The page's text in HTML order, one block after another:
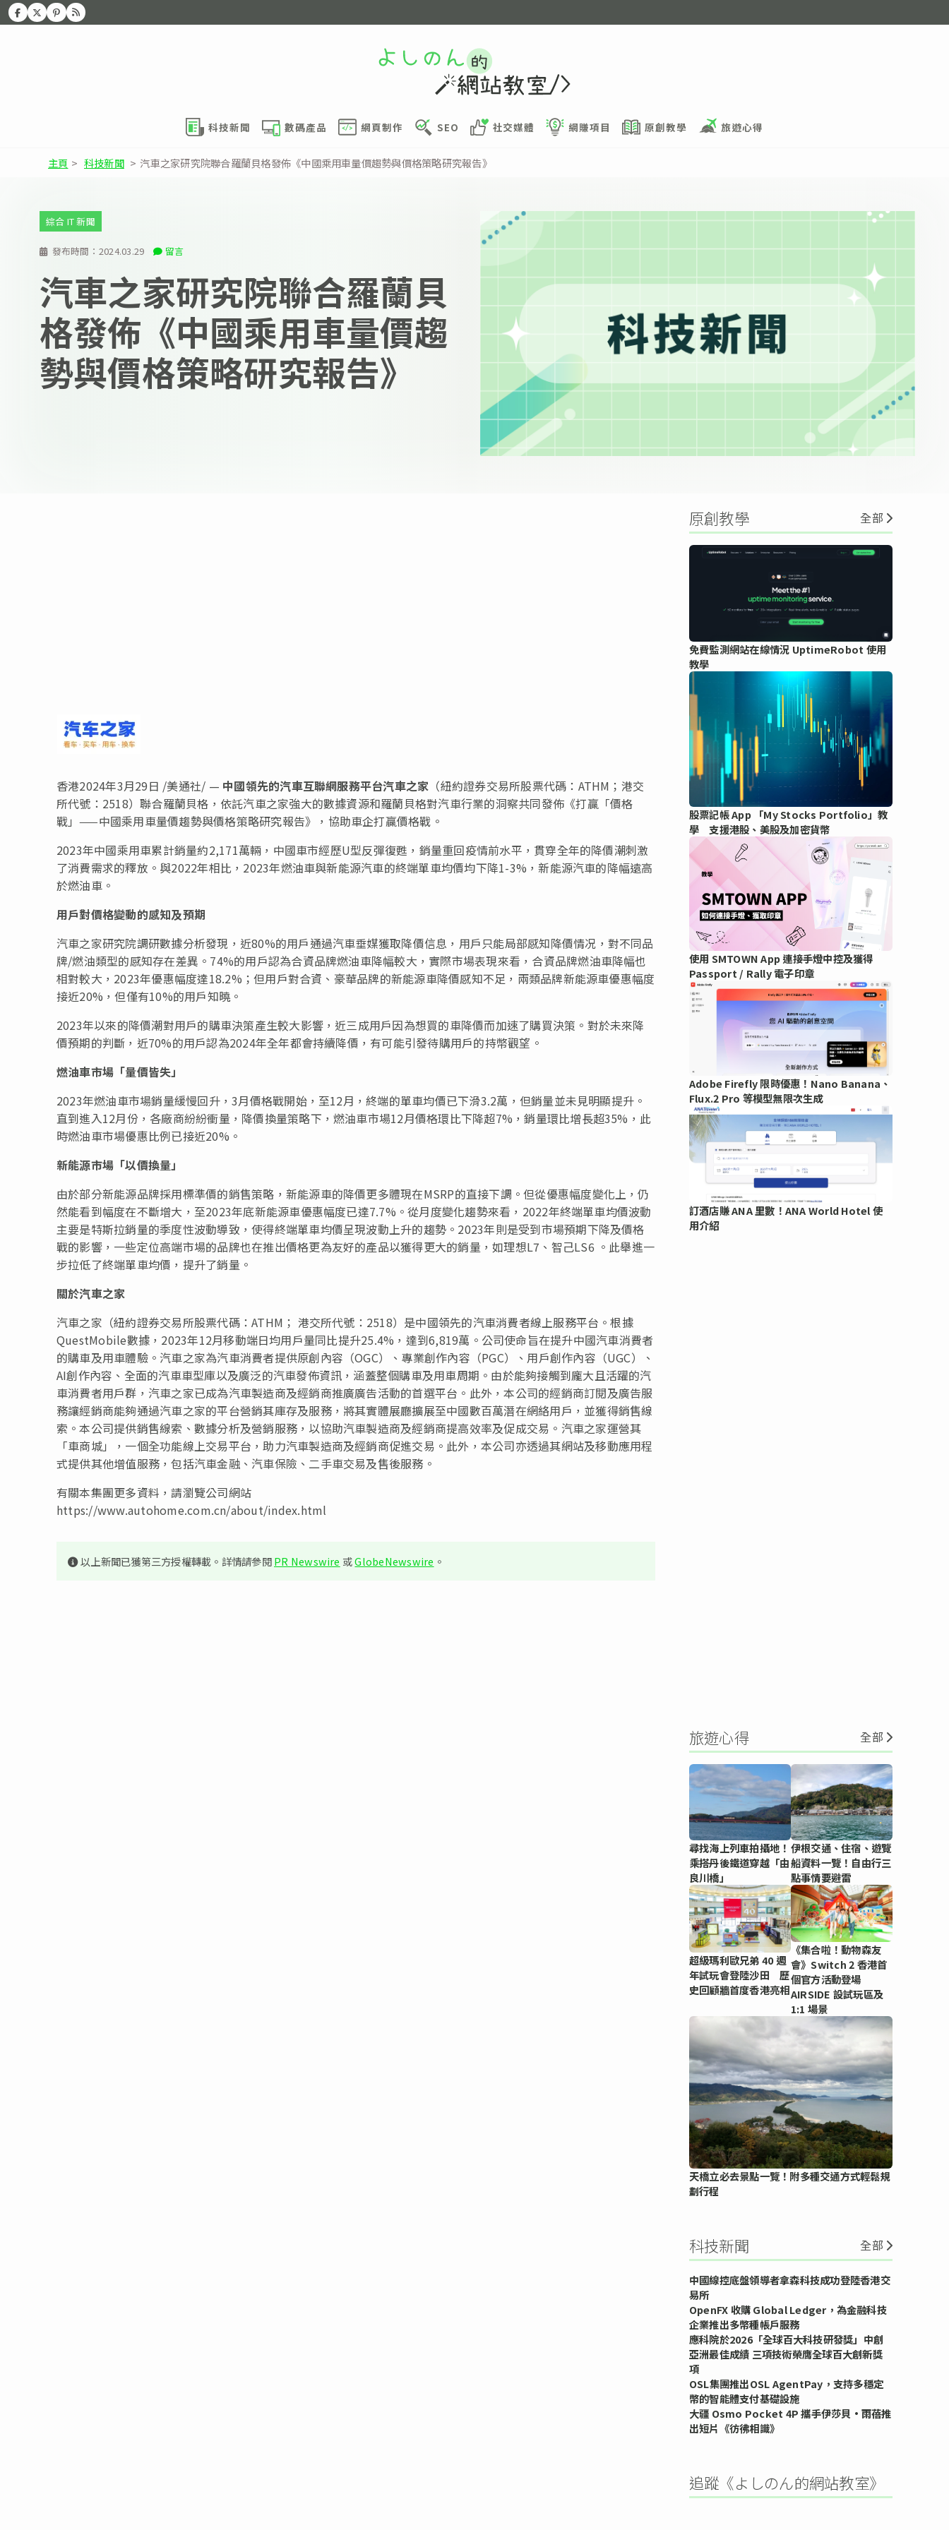
科技新聞 數碼產品 網頁制作 SEO 社交媒體 網賺項目 原創教學 旅遊心得
主頁 > 科技新聞 > 汽車之家研究院聯合羅蘭貝格發佈《中國乘用車量價趨勢與價格策略研究報告》
發布時間： 2024.03.29 留言
綜合 IT 新聞
汽車之家研究院聯合羅蘭貝
格發佈《中國乘用車量價趨
勢與價格策略研究報告》
香港2024年3月29日 /美通社/ — 中國領先的汽車互聯網服務平台汽車之家 （紐約證券交易所股票代碼：ATHM；港交
所代號：2518）聯合羅蘭貝格，依託汽車之家強大的數據資源和羅蘭貝格對汽車行業的洞察共同發佈《打贏「價格
戰」——中國乘用車量價趨勢與價格策略研究報告》，協助車企打贏價格戰。
2023年中國乘用車累計銷量約2,171萬輛，中國車市經歷U型反彈復甦，銷量重回疫情前水平，貫穿全年的降價潮刺激
了消費需求的釋放。與2022年相比，2023年燃油車與新能源汽車的終端單車均價均下降1-3%，新能源汽車的降幅遠高
於燃油車。
用戶對價格變動的感知及預期
汽車之家研究院調研數據分析發現，近80%的用戶通過汽車垂媒獲取降價信息，用戶只能局部感知降價情况，對不同品
牌/燃油類型的感知存在差異。74%的用戶認為合資品牌燃油車降幅較大，實際市場表現來看，合資品牌燃油車降幅也
相對較大，2023年優惠幅度達18.2%；但用戶對合資、豪華品牌的新能源車降價感知不足，兩類品牌新能源車優惠幅度
接近20%，但僅有10%的用戶知曉。
2023年以來的降價潮對用戶的購車決策產生較大影響，近三成用戶因為想買的車降價而加速了購買決策。對於未來降
價預期的判斷，近70%的用戶認為2024年全年都會持續降價，有可能引發待購用戶的持幣觀望。
燃油車市場「量價皆失」
2023年燃油車市場銷量緩慢回升，3月價格戰開始，至12月，終端的單車均價已下滑3.2萬，但銷量並未見明顯提升。
直到進入12月份，各廠商紛紛衝量，降價換量策略下，燃油車市場12月價格環比下降超7%，銷量環比增長超35%，此
時燃油車市場優惠比例已接近20%。
新能源市場「以價換量」
由於部分新能源品牌採用標準價的銷售策略，新能源車的降價更多體現在MSRP的直接下調。但從優惠幅度變化上，仍
然能看到幅度在不斷增大，至2023年底新能源車優惠幅度已達7.7%。從月度變化趨勢來看，2022年終端單車均價波動
主要是特斯拉銷量的季度性波動導致，使得終端單車均價呈現波動上升的趨勢。2023年則是受到市場預期下降及價格
戰的影響，一些定位高端市場的品牌也在推出價格更為友好的產品以獲得更大的銷量，如理想L7、智己LS6 。此舉進一
步拉低了終端單車均價，提升了銷量。
關於汽車之家
汽車之家（紐約證券交易所股票代碼：ATHM； 港交所代號：2518）是中國領先的汽車消費者線上服務平台。根據
QuestMobile數據，2023年12月移動端日均用戶量同比提升25.4%，達到6,819萬。公司使命旨在提升中國汽車消費者
的購車及用車體驗。汽車之家為汽車消費者提供原創內容（OGC）、專業創作內容（PGC）、用戶創作內容（UGC）、
AI創作內容、全面的汽車車型庫以及廣泛的汽車發佈資訊，涵蓋整個購車及用車周期。由於能夠接觸到龐大且活躍的汽
車消費者用戶群，汽車之家已成為汽車製造商及經銷商推廣廣告活動的首選平台。此外，本公司的經銷商訂閱及廣告服
務讓經銷商能夠通過汽車之家的平台營銷其庫存及服務，將其實體展廳擴展至中國數百萬潛在網絡用戶，並獲得銷售線
索。本公司提供銷售線索、數據分析及營銷服務，以協助汽車製造商及經銷商提高效率及促成交易。汽車之家運營其
「車商城」，一個全功能線上交易平台，助力汽車製造商及經銷商促進交易。此外，本公司亦透過其網站及移動應用程
式提供其他增值服務，包括汽車金融、汽車保險、二手車交易及售後服務。
有關本集團更多資料，請瀏覽公司網站
https://www.autohome.com.cn/about/index.html
以上新聞已獲第三方授權轉載。詳情請參閱PR Newswire 或GlobeNewswire 。
原創教學 全部
免費監測網站在線情況 UptimeRobot 使用
教學
股票記帳 App 「My Stocks Portfolio」教
學 支援港股、美股及加密貨幣
使用 SMTOWN App 連接手燈中控及獲得
Passport / Rally 電子印章
Adobe Firefly 限時優惠！Nano Banana、
Flux.2 Pro 等模型無限次生成
訂酒店賺 ANA 里數！ANA World Hotel 使
用介紹
旅遊心得 全部
尋找海上列車拍攝地！
乘搭丹後鐵道穿越「由
良川橋」
伊根交通、住宿、遊覽
船資料一覽！自由行三
點事情要避雷
超級瑪利歐兄弟 40 週
年試玩會登陸沙田 歷
史回顧牆首度香港亮相
《集合啦！動物森友
會》Switch 2 香港首
個官方活動登場
AIRSIDE 設試玩區及
1:1 場景
天橋立必去景點一覽！附多種交通方式輕鬆規
劃行程
科技新聞 全部
中國線控底盤領導者拿森科技成功登陸香港交
易所
OpenFX 收購 Global Ledger，為金融科技
企業推出多幣種帳戶服務
應科院於2026「全球百大科技研發獎」中創
亞洲最佳成績 三項技術榮膺全球百大創新獎
項
OSL集團推出OSL AgentPay，支持多穩定
幣的智能體支付基礎設施
大疆 Osmo Pocket 4P 攜手伊莎貝•雨蓓推
出短片《彷彿相識》
追蹤《よしのん的網站教室》